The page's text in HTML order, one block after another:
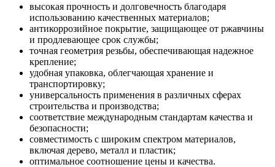
высокая прочность и долговечность благодаря
использованию качественных материалов;
антикоррозийное покрытие, защищающее от ржавчины
и продлевающее срок службы;
точная геометрия резьбы, обеспечивающая надежное
крепление;
удобная упаковка, облегчающая хранение и
транспортировку;
универсальность применения в различных сферах
строительства и производства;
соответствие международным стандартам качества и
безопасности;
совместимость с широким спектром материалов,
включая дерево, металл и пластик;
оптимальное соотношение цены и качества.